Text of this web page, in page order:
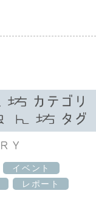
イベント
レポート